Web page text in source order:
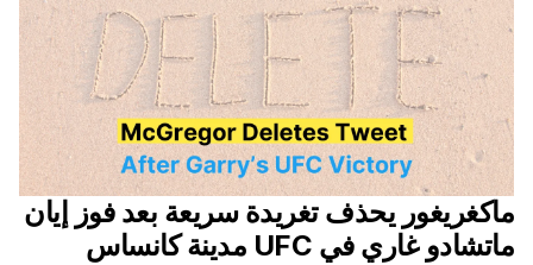
ماكغريغور يحذف تغريدة سريعة بعد فوز إيان
ماتشادو غاري في UFC مدينة كانساس